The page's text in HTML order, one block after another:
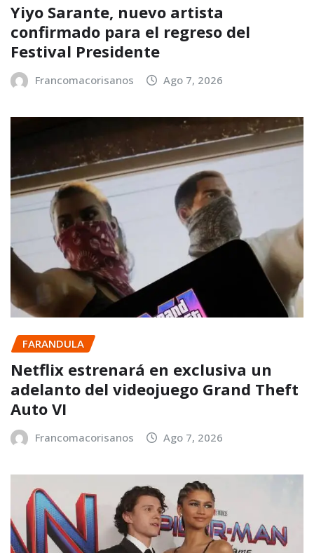
Yiyo Sarante, nuevo artista
confirmado para el regreso del
Festival Presidente
Francomacorisanos Ago 7, 2026
FARANDULA
Netflix estrenará en exclusiva un
adelanto del videojuego Grand Theft
Auto VI
Francomacorisanos Ago 7, 2026